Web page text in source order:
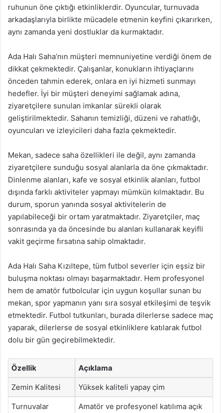
ruhunun öne çıktığı etkinliklerdir. Oyuncular, turnuvada
arkadaşlarıyla birlikte mücadele etmenin keyfini çıkarırken,
aynı zamanda yeni dostluklar da kurmaktadır.
Ada Halı Saha’nın müşteri memnuniyetine verdiği önem de
dikkat çekmektedir. Çalışanlar, konukların ihtiyaçlarını
önceden tahmin ederek, onlara en iyi hizmeti sunmayı
hedefler. İyi bir müşteri deneyimi sağlamak adına,
ziyaretçilere sunulan imkanlar sürekli olarak
geliştirilmektedir. Sahanın temizliği, düzeni ve rahatlığı,
oyuncuları ve izleyicileri daha fazla çekmektedir.
Mekan, sadece saha özellikleri ile değil, aynı zamanda
ziyaretçilere sunduğu sosyal alanlarla da öne çıkmaktadır.
Dinlenme alanları, kafe ve sosyal etkinlik alanları, futbol
dışında farklı aktiviteler yapmayı mümkün kılmaktadır. Bu
durum, sporun yanında sosyal aktivitelerin de
yapılabileceği bir ortam yaratmaktadır. Ziyaretçiler, maç
sonrasında ya da öncesinde bu alanları kullanarak keyifli
vakit geçirme fırsatına sahip olmaktadır.
Ada Halı Saha Kızıltepe, tüm futbol severler için eşsiz bir
buluşma noktası olmayı başarmaktadır. Hem profesyonel
hem de amatör futbolcular için uygun koşullar sunan bu
mekan, spor yapmanın yanı sıra sosyal etkileşimi de teşvik
etmektedir. Futbol tutkunları, burada dilerlerse sadece maç
yaparak, dilerlerse de sosyal etkinliklere katılarak futbol
dolu bir gün geçirebilmektedir.
Özellik Açıklama
Zemin Kalitesi Yüksek kaliteli yapay çim
Turnuvalar Amatör ve profesyonel katılıma açık